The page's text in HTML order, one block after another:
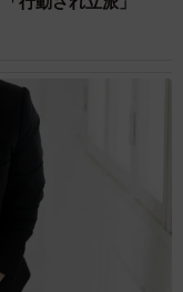
防服は紺色、救助（レ